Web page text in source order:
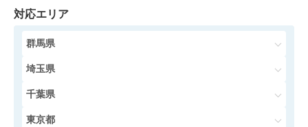
土地面積:
4,500
階数:2
対応エリア
群馬県
埼玉県
千葉県
東京都